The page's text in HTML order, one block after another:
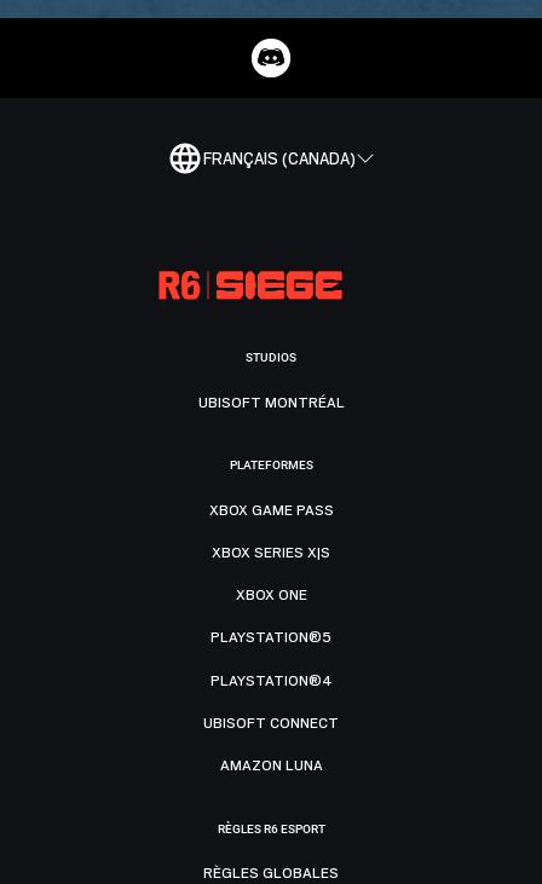
FRANÇAIS (CANADA)
STUDIOS
UBISOFT MONTRÉAL
PLATEFORMES
XBOX GAME PASS
XBOX SERIES X|S
XBOX ONE
PLAYSTATION®5
PLAYSTATION®4
UBISOFT CONNECT
AMAZON LUNA
RÈGLES R6 ESPORT
RÈGLES GLOBALES